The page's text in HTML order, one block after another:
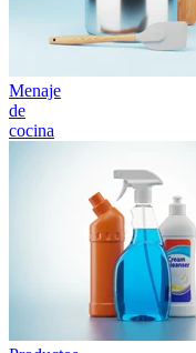
Menaje
de
cocina